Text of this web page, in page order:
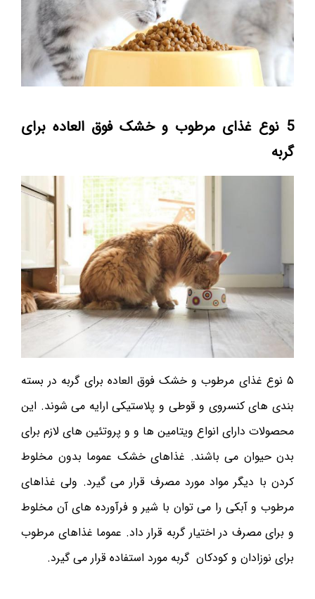
5 نوع غذای مرطوب و خشک فوق العاده برای
گربه
۵ نوع غذای مرطوب و خشک فوق العاده برای گربه در بسته
بندی های کنسروی و قوطی و پلاستیکی ارایه می شوند. این
محصولات دارای انواع ویتامین ها و و پروتئین های لازم برای
بدن حیوان می باشند. غذاهای خشک عموما بدون مخلوط
کردن با دیگر مواد مورد مصرف قرار می گیرد. ولی غذاهای
مرطوب و آبکی را می توان با شیر و فرآورده های آن مخلوط
و برای مصرف در اختیار گربه قرار داد. عموما غذاهای مرطوب
برای نوزادان و کودکان گربه مورد استفاده قرار می گیرد.